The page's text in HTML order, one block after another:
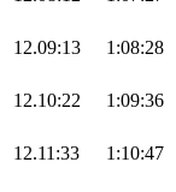
12.09:13 1:08:28
12.10:22 1:09:36
12.11:33 1:10:47